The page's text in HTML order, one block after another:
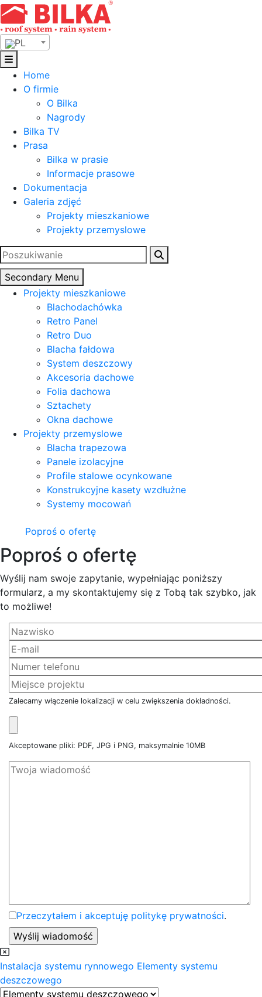
Skip
to
content
PL
Home
O firmie
O Bilka
Nagrody
Bilka TV
Prasa
Bilka w prasie
Informacje prasowe
Dokumentacja
Galeria zdjęć
Projekty mieszkaniowe
Projekty przemyslowe
Szukaj:
Secondary Menu
Projekty mieszkaniowe
Blachodachówka
Retro Panel
Retro Duo
Blacha fałdowa
System deszczowy
Akcesoria dachowe
Folia dachowa
Sztachety
Okna dachowe
Projekty przemyslowe
Blacha trapezowa
Panele izolacyjne
Profile stalowe ocynkowane
Konstrukcyjne kasety wzdłużne
Systemy mocowań
Poproś o ofertę
Poproś o ofertę
Wyślij nam swoje zapytanie, wypełniając poniższy
formularz, a my skontaktujemy się z Tobą tak szybko, jak
to możliwe!
Zalecamy włączenie lokalizacji w celu zwiększenia dokładności.
Akceptowane pliki: PDF, JPG i PNG, maksymalnie 10MB
Przeczytałem i akceptuję politykę prywatności.
Instalacja systemu rynnowego Elementy systemu
deszczowego